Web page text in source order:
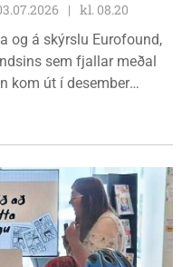
kl. 08.20
og á skýrslu Eurofound,
sem fjallar meðal
kom út í desember
sagt dökk mynd
fram að mikill og
og húsnæðisverð fyrir
50% en í ýmsum
hefðu laun ekki fylgt
ung fólk sem væri
vinnu sem þýddi